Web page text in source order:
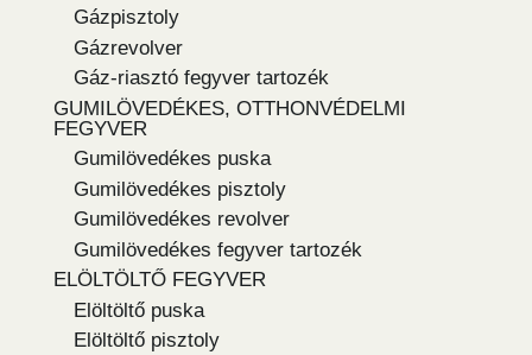
Gázpisztoly
Gázrevolver
Gáz-riasztó fegyver tartozék
GUMILÖVEDÉKES, OTTHONVÉDELMI
FEGYVER
Gumilövedékes puska
Gumilövedékes pisztoly
Gumilövedékes revolver
Gumilövedékes fegyver tartozék
ELÖLTÖLTŐ FEGYVER
Elöltöltő puska
Elöltöltő pisztoly